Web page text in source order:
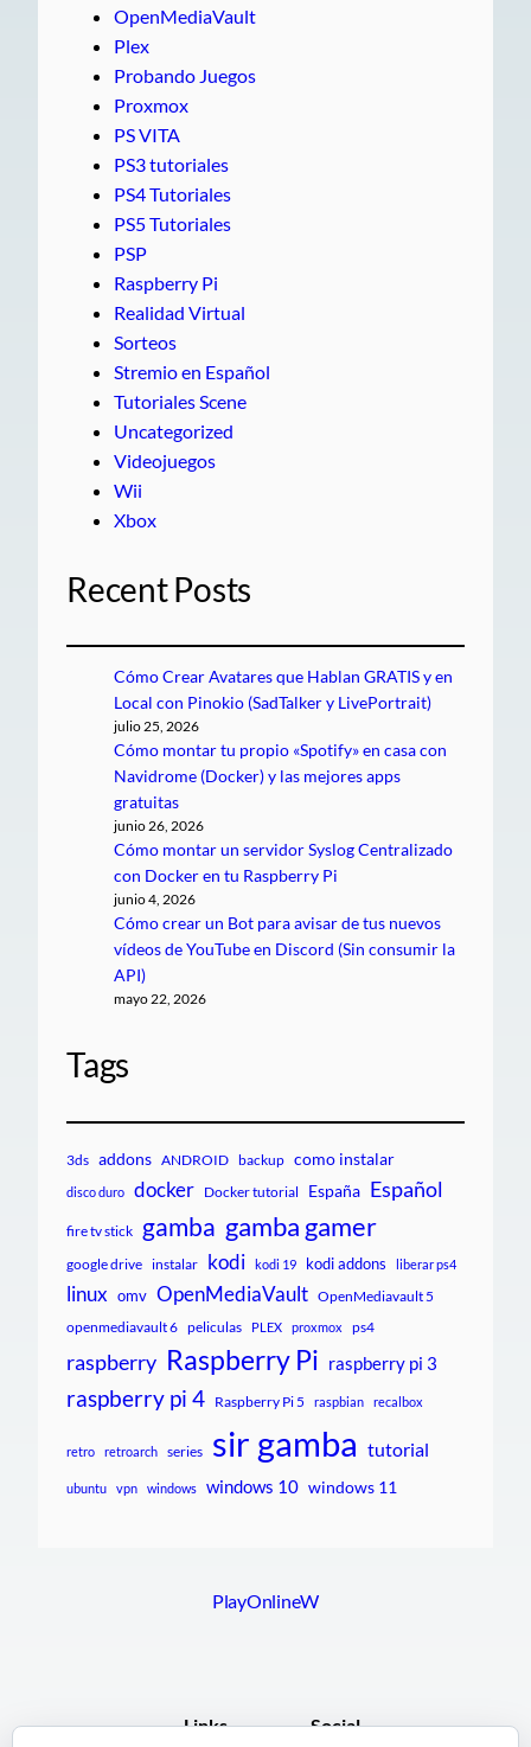
OpenMediaVault
Plex
Probando Juegos
Proxmox
PS VITA
PS3 tutoriales
PS4 Tutoriales
PS5 Tutoriales
PSP
Raspberry Pi
Realidad Virtual
Sorteos
Stremio en Español
Tutoriales Scene
Uncategorized
Videojuegos
Wii
Xbox
Recent Posts
Cómo Crear Avatares que Hablan GRATIS y en
Local con Pinokio (SadTalker y LivePortrait)
julio 25, 2026
Cómo montar tu propio «Spotify» en casa con
Navidrome (Docker) y las mejores apps
gratuitas
junio 26, 2026
Cómo montar un servidor Syslog Centralizado
con Docker en tu Raspberry Pi
junio 4, 2026
Cómo crear un Bot para avisar de tus nuevos
vídeos de YouTube en Discord (Sin consumir la
API)
mayo 22, 2026
Tags
3ds addons ANDROID backup como instalar
disco duro docker Docker tutorial España Español
fire tv stick gamba gamba gamer
google drive instalar kodi kodi 19 kodi addons liberar ps4
linux omv OpenMediaVault OpenMediavault 5
openmediavault 6 peliculas PLEX proxmox ps4
raspberry Raspberry Pi raspberry pi 3
raspberry pi 4 Raspberry Pi 5 raspbian recalbox
retro retroarch series sir gamba tutorial
ubuntu vpn windows windows 10 windows 11
PlayOnlineW
Links Social